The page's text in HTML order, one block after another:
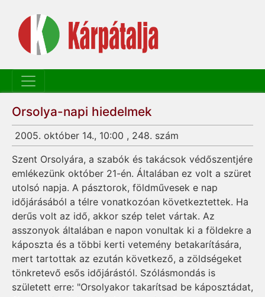
Orsolya-napi hiedelmek
2005. október 14., 10:00 , 248. szám
Szent Orsolyára, a szabók és takácsok védőszentjére
emlékezünk október 21-én. Általában ez volt a szüret
utolsó napja. A pásztorok, földművesek e nap
időjárásából a télre vonatkozóan következtettek. Ha
derűs volt az idő, akkor szép telet vártak. Az
asszonyok általában e napon vonultak ki a földekre a
káposzta és a többi kerti vetemény betakarítására,
mert tartottak az ezután következő, a zöldségeket
tönkretevő esős időjárástól. Szólásmondás is
született erre: "Orsolyakor takarítsad be káposztádat,